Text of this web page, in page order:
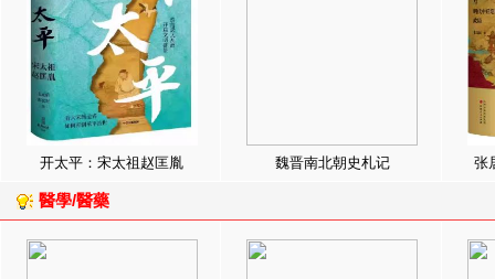
开太平：宋太祖赵匡胤 魏晋南北朝史札记 张
醫學/醫藥